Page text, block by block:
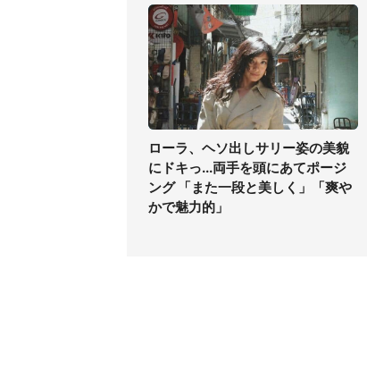
ローラ、ヘソ出しサリー姿の美貌
にドキっ...両手を頭にあてポージ
ング 「また一段と美しく」「爽や
かで魅力的」